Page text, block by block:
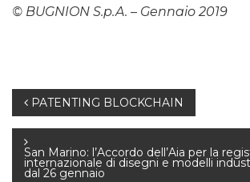
© BUGNION S.p.A. – Gennaio 2019
Navigazione
articoli
PATENTING BLOCKCHAIN
San Marino: l’Accordo dell’Aia per la
internazionale di disegni e modelli
dal 26 gennaio